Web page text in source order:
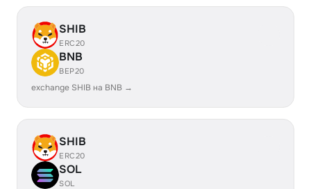
SHIB
ERC20
BNB
BEP20
exchange SHIB на BNB →
SHIB
ERC20
SOL
SOL